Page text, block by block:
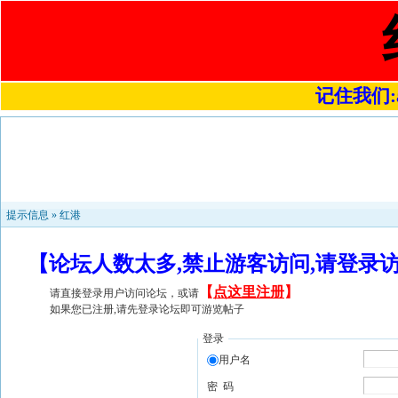
记住我们
提示信息 » 红港
【论坛人数太多,禁止游客访问,请登
请直接登录用户访问论坛，或请 【 点这里注册】
如果您已注册,请先登录论坛即可游览帖子
登录
用户名
密 码